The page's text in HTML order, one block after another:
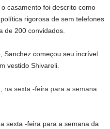
casamento foi descrito como
rigorosa de sem telefones
de 200 convidados.
Sanchez começou seu incrível
vestido Shivareli.
sexta -feira para a semana da